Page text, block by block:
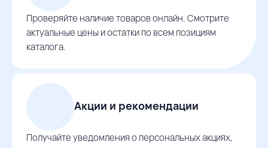
Проверяйте наличие товаров онлайн. Смотрите
актуальные цены и остатки по всем позициям
каталога.
Акции и рекомендации
Получайте уведомления о персональных акциях,